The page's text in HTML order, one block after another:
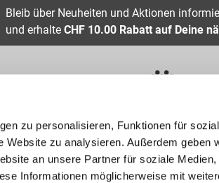
zu personalisieren, Funktionen für
Website zu analysieren. Außerdem geben
an unsere Partner für soziale Medien,
Informationen möglicherweise mit
Bleib über Neuheiten und Aktionen
und erhalte CHF 10.00 Rabatt auf Deine
Unternehmen
Standorte